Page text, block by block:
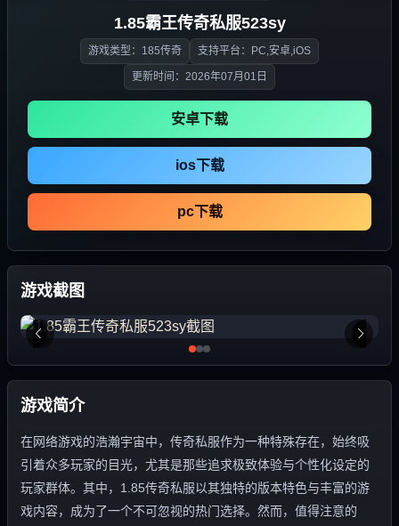
1.85霸王传奇私服523sy
游戏类型：185传奇 支持平台：PC,安卓,iOS
更新时间：2026年07月01日
安卓下载
ios下载
pc下载
游戏截图
游戏简介
在网络游戏的浩瀚宇宙中，传奇私服作为一种特殊存在，始终吸
引着众多玩家的目光，尤其是那些追求极致体验与个性化设定的
玩家群体。其中，1.85传奇私服以其独特的版本特色与丰富的游
戏内容，成为了一个不可忽视的热门选择。然而，值得注意的